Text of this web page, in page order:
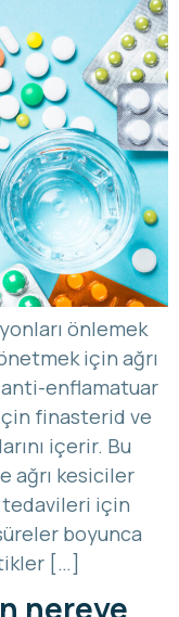
önlemek
için ağrı
enflamatuar
finasterid ve
içerir. Bu
ağrı kesiciler
için
boyunca
[…]
nereye